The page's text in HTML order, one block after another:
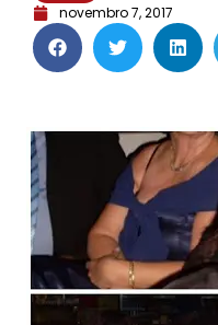
novembro 7, 2017